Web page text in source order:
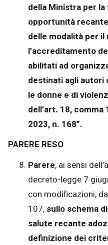
della Ministra per
opportunità
delle modalità per
l’accreditamento
abilitati ad
destinati agli autori
le donne e di
dell’art. 18,
2023, n. 168”.
PARERE RESO
Parere, ai sensi
decreto-legge 7
con modificazioni,
107, sullo schema
salute recante
definizione dei